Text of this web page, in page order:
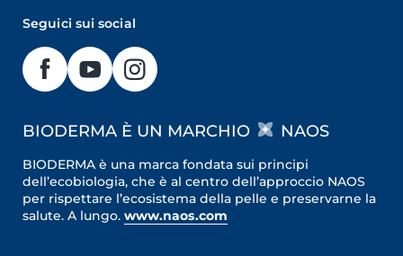
Seguici sui social
BIODERMA È UN MARCHIO NAOS
BIODERMA è una marca fondata sui principi
dell’ecobiologia, che è al centro dell’approccio NAOS
per rispettare l’ecosistema della pelle e preservarne la
salute. A lungo. www.naos.com